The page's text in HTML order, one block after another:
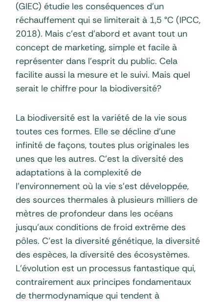
(GIEC) étudie les conséquences d’un
réchauffement qui se limiterait à 1,5 °C (IPCC,
2018). Mais c’est d’abord et avant tout un
concept de marketing, simple et facile à
représenter dans l’esprit du public. Cela
facilite aussi la mesure et le suivi. Mais quel
serait le chiffre pour la biodiversité?
La biodiversité est la variété de la vie sous
toutes ces formes. Elle se décline d’une
infinité de façons, toutes plus originales les
unes que les autres. C’est la diversité des
adaptations à la complexité de
l’environnement où la vie s’est développée,
des sources thermales à plusieurs milliers de
mètres de profondeur dans les océans
jusqu’aux conditions de froid extrême des
pôles. C’est la diversité génétique, la diversité
des espèces, la diversité des écosystèmes.
L’évolution est un processus fantastique qui,
contrairement aux principes fondamentaux
de thermodynamique qui tendent à